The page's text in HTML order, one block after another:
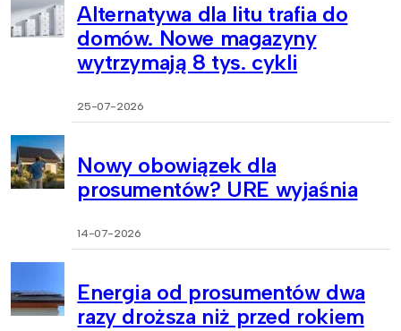
Alternatywa dla litu trafia do
domów. Nowe magazyny
wytrzymają 8 tys. cykli
25-07-2026
Nowy obowiązek dla
prosumentów? URE wyjaśnia
14-07-2026
Energia od prosumentów dwa
razy droższa niż przed rokiem